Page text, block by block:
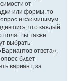
от
или формы, то
и как минимум
что каждый
поля. Вы также
выбрать
ответа»,
будет
вариант, за